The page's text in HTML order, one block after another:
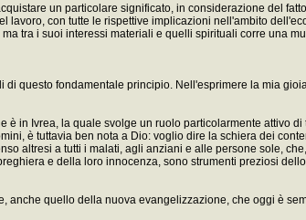
un particolare significato, in considerazione del
con tutte le rispettive implicazioni nell'ambito
tra i suoi interessi materiali e quelli spirituali corre una
questo fondamentale principio. Nell'esprimere la mia
in Ivrea, la quale svolge un ruolo particolarmente attivo
è tuttavia ben nota a Dio: voglio dire la schiera dei
altresi a tutti i malati, agli anziani e alle persone sole,
e della loro innocenza, sono strumenti preziosi
anche quello della nuova evangelizzazione, che oggi è